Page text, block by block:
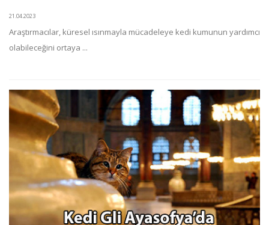
21.04.2023
Araştırmacılar, küresel ısınmayla mücadeleye kedi kumunun yardımcı
olabileceğini ortaya ...